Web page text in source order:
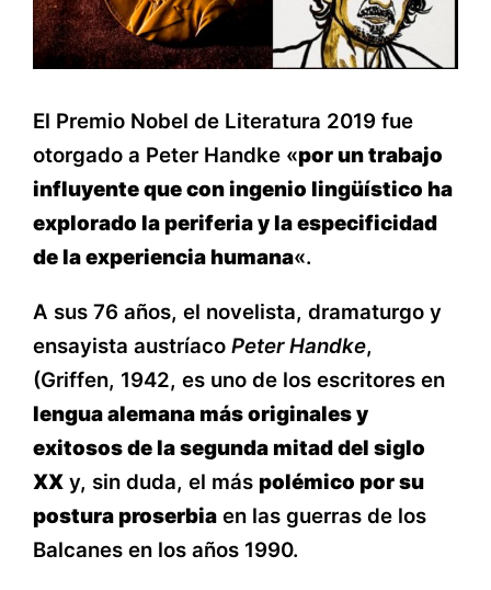
El Premio Nobel de Literatura 2019 fue
otorgado a Peter Handke «por un trabajo
influyente que con ingenio lingüístico ha
explorado la periferia y la especificidad
de la experiencia humana«.
A sus 76 años, el novelista, dramaturgo y
ensayista austríaco Peter Handke,
(Griffen, 1942, es uno de los escritores en
lengua alemana más originales y
exitosos de la segunda mitad del siglo
XX y, sin duda, el más polémico por su
postura proserbia en las guerras de los
Balcanes en los años 1990.